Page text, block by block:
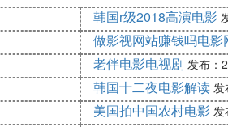
类型的优惠券，从而让乘客以
有很多的功能，比如购买火车
韩国r级2018高演电影
做影视网站赚钱吗电影
老伴电影电视剧 发布：
韩国十二夜电影解读 发
美国拍中国农村电影 发